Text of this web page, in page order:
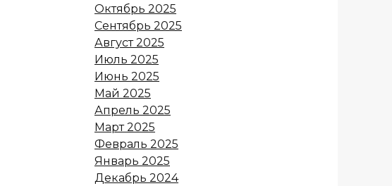
Октябрь 2025
Сентябрь 2025
Август 2025
Июль 2025
Июнь 2025
Май 2025
Апрель 2025
Март 2025
Февраль 2025
Январь 2025
Декабрь 2024